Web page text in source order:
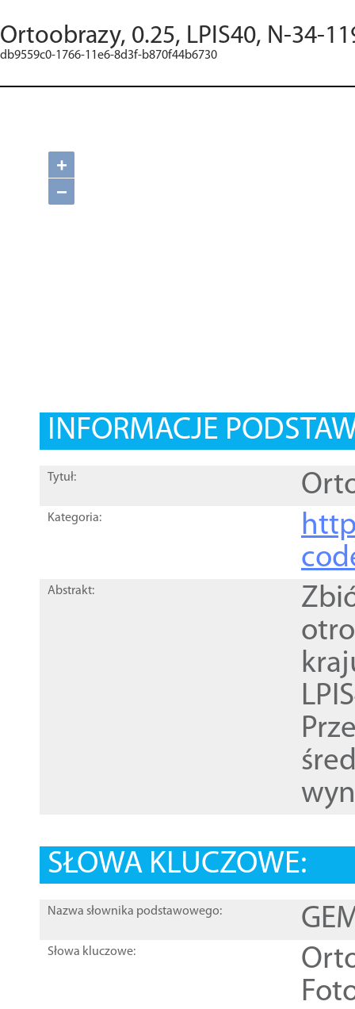
Ortoobrazy, 0.25, LPIS40, N-34-
db9559c0-1766-11e6-8d3f-b870f44b6730
+
−
INFORMACJE
Tytuł:
Kategoria:
Abstrakt:
SŁOWA KLUCZOWE:
Nazwa słownika podstawowego:
Słowa kluczowe: